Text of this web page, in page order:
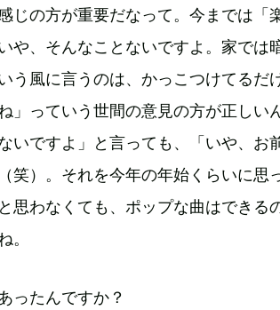
じの方が重要だなって。今までは「
や、そんなことないですよ。家では
う風に言うのは、かっこつけてるだ
」っていう世間の意見の方が正しい
いですよ」と言っても、「いや、お
笑）。それを今年の年始くらいに思
思わなくても、ポップな曲はできる
。
ったんですか？